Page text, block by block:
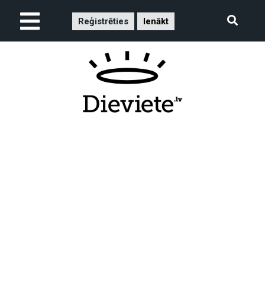
Reģistrēties Ienākt